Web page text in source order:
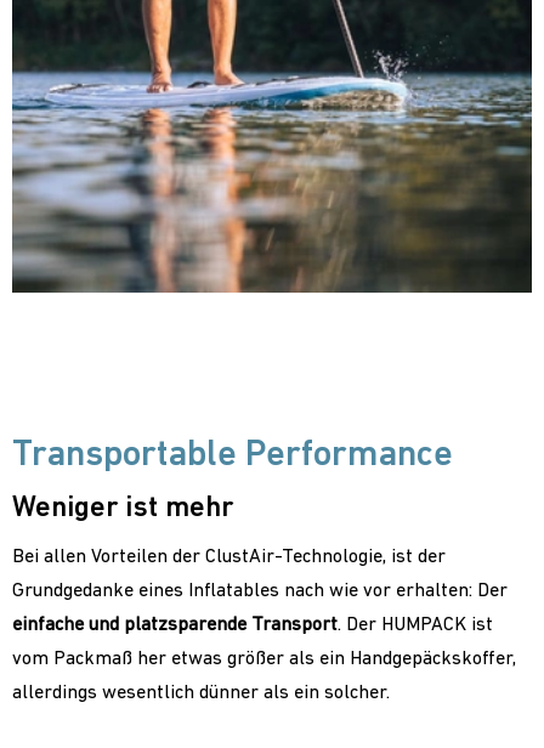
Transportable Performance
Weniger ist mehr
Bei allen Vorteilen der ClustAir-Technologie, ist der
Grundgedanke eines Inflatables nach wie vor erhalten: Der
einfache und platzsparende Transport. Der HUMPACK ist
vom Packmaß her etwas größer als ein Handgepäckskoffer,
allerdings wesentlich dünner als ein solcher.